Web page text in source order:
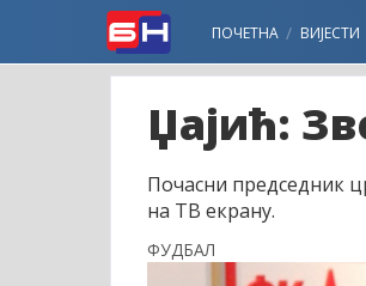
ПОЧЕТНА ВИЈЕСТИ
Џајић:
Почасни председник
на ТВ екрану.
ФУДБАЛ